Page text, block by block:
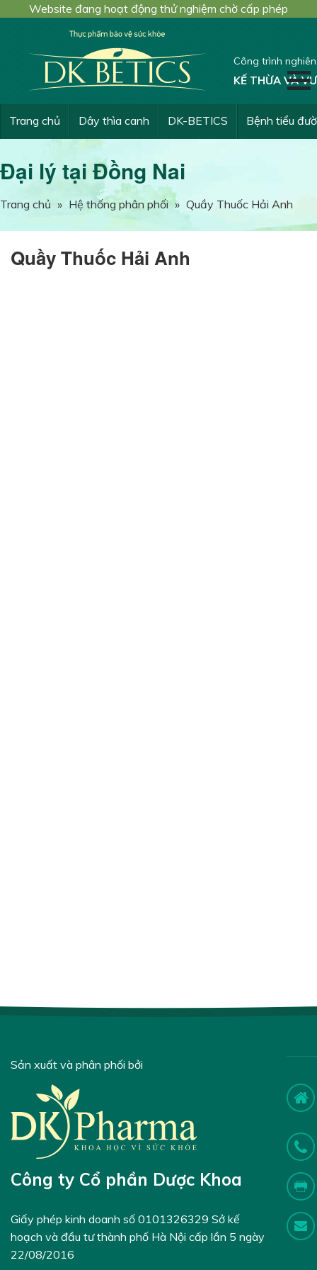
Website đang hoạt động thử nghiệm chờ cấp phép
Công trình
KẾ THỪA VÀ
Trang chủ Dây thìa canh DK-BETICS Bệnh tiểu
Đại lý tại Đồng Nai
Trang chủ » Hệ thống phân phối » Quầy Thuốc Hải Anh
Quầy Thuốc Hải Anh
Sản xuất và phân phối bởi
Công ty Cổ phần Dược Khoa
Giấy phép kinh doanh số 0101326329 Sở kế
hoạch và đầu tư thành phố Hà Nội cấp lần 5 ngày
22/08/2016